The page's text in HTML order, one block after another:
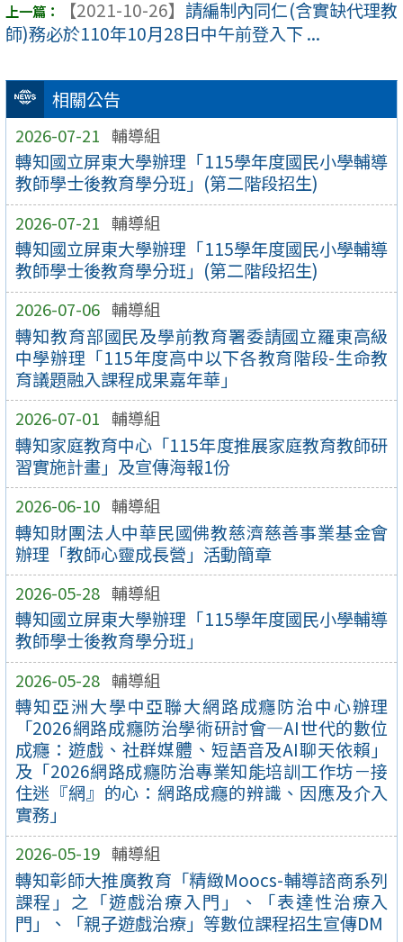
相關公告
2026-07-21 輔導組
轉知國立屏東大學辦理「115學年度國民小學輔導
教師學士後教育學分班」(第二階段招生)
2026-07-21 輔導組
轉知國立屏東大學辦理「115學年度國民小學輔導
教師學士後教育學分班」(第二階段招生)
2026-07-06 輔導組
轉知教育部國民及學前教育署委請國立羅東高級
中學辦理「115年度高中以下各教育階段-生命教
育議題融入課程成果嘉年華」
2026-07-01 輔導組
轉知家庭教育中心「115年度推展家庭教育教師研
習實施計畫」及宣傳海報1份
2026-06-10 輔導組
轉知財團法人中華民國佛教慈濟慈善事業基金會
辦理「教師心靈成長營」活動簡章
2026-05-28 輔導組
轉知國立屏東大學辦理「115學年度國民小學輔導
教師學士後教育學分班」
2026-05-28 輔導組
轉知亞洲大學中亞聯大網路成癮防治中心辦理
「2026網路成癮防治學術研討會—AI世代的數位
成癮：遊戲、社群媒體、短語音及AI聊天依賴」
及「2026網路成癮防治專業知能培訓工作坊－接
住迷『網』的心：網路成癮的辨識、因應及介入
實務」
2026-05-19 輔導組
轉知彰師大推廣教育「精緻Moocs-輔導諮商系列
課程」之「遊戲治療入門」、「表達性治療入
門」、「親子遊戲治療」等數位課程招生宣傳DM
【2021-10-26】 請編制內同仁(含實缺代理教
師)務必於110年10月28日中午前登入下 ...